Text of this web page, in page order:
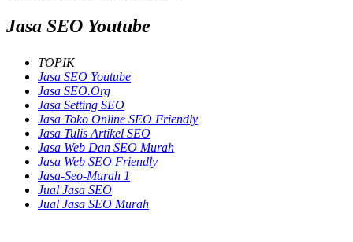
Jasa SEO Youtube
TOPIK
Jasa SEO Youtube
Jasa SEO.Org
Jasa Setting SEO
Jasa Toko Online SEO Friendly
Jasa Tulis Artikel SEO
Jasa Web Dan SEO Murah
Jasa Web SEO Friendly
Jasa-Seo-Murah 1
Jual Jasa SEO
Jual Jasa SEO Murah